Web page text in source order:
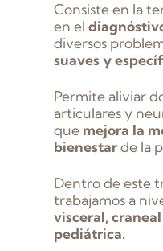
Consiste en la
en el
diversos
suaves y
Permite aliviar
articulares y
que mejora la
bienestarde la
Dentro de este
trabajamos a
visceral,
pediátrica.